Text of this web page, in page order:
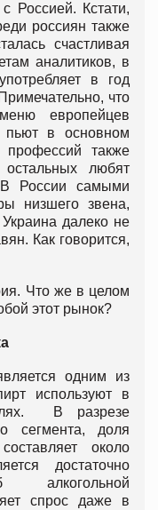
Россией. Кстати,
россиян также
счастливая
аналитиков, в
в год
что
европейцев
в основном
также
любят
России самыми
низшего звена,
далеко не
Как говорится,
Что же в целом
этот рынок?
одним из
используют в
В разрезе
сегмента, доля
около
достаточно
спрос даже в